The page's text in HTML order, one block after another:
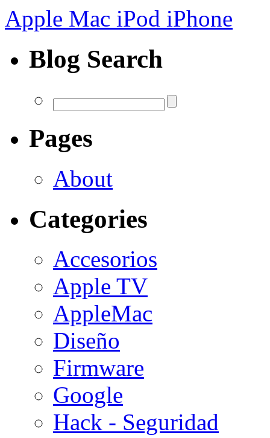
Apple Mac iPod iPhone
Blog Search
Pages
About
Categories
Accesorios
Apple TV
AppleMac
Diseño
Firmware
Google
Hack - Seguridad